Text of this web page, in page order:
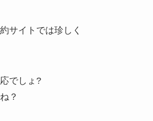
サイトでは珍しく
でしょ?
？